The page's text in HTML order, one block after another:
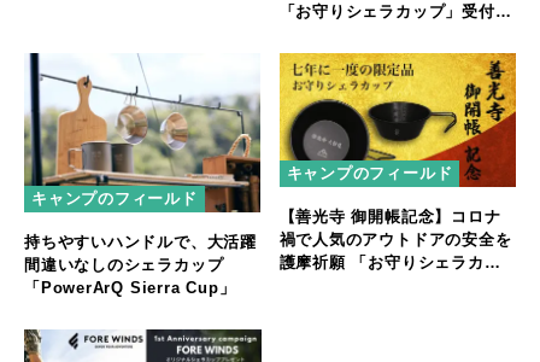
「お守りシェラカップ」受付を
キャンプのフィールド
持ちやすいハンドルで、大活躍
間違いなしのシェラカップ
「PowerArQ Sierra Cup」
キャンプのフィールド
【善光寺 御開帳記念】コロナ
禍で人気のアウトドアの安全を
護摩祈願 「お守りシェラカッ